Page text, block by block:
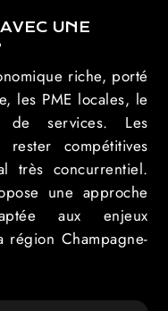
UNE
riche, porté
les PME locales, le
de services. Les
compétitives
très concurrentiel.
une approche
aux enjeux
Champagne-